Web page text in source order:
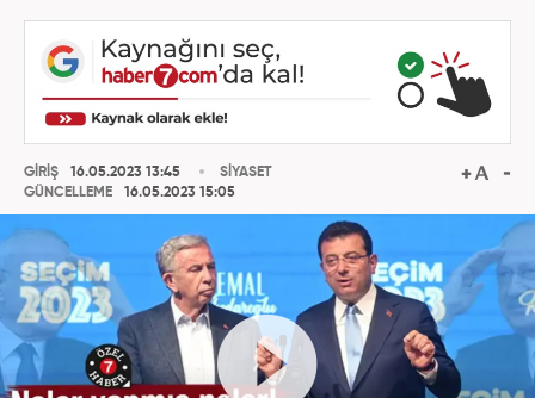
GİRİŞ
16.05.2023 13:45
GÜNCELLEME
16.05.2023 15:05
SİYASET